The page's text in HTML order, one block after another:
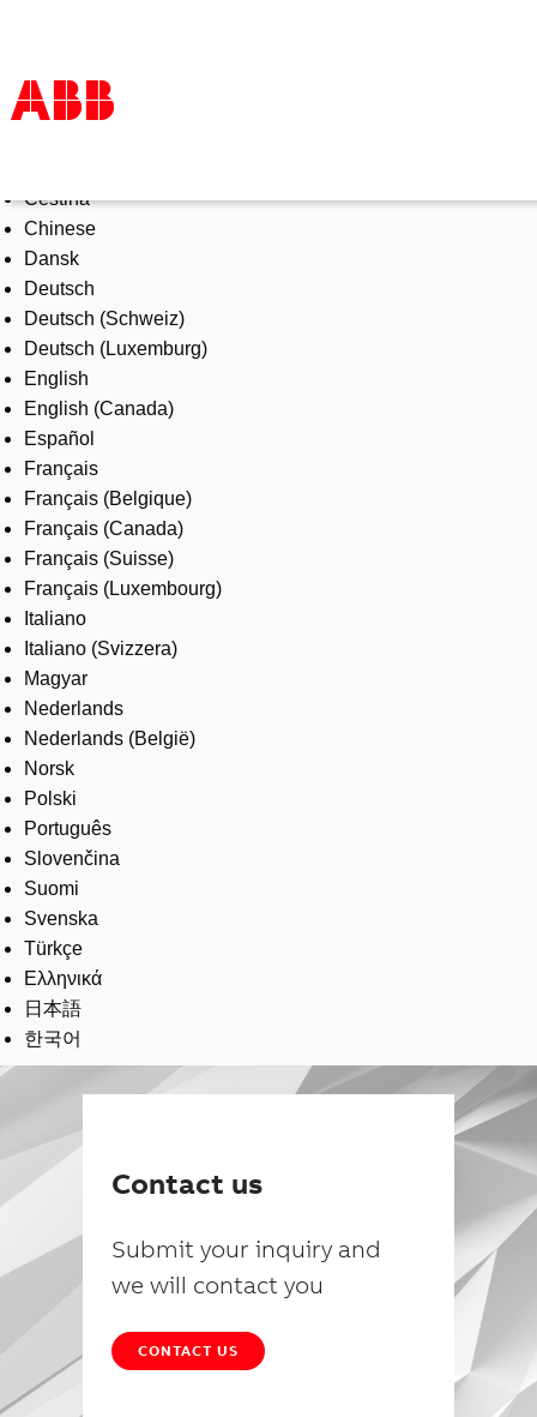
Products & Solutions
Industries
Services
About us
Where to buy
Contact us
Careers
Čeština
Chinese
Dansk
Deutsch
Deutsch (Schweiz)
Deutsch (Luxemburg)
English
English (Canada)
Español
Français
Français (Belgique)
Français (Canada)
Français (Suisse)
Français (Luxembourg)
Italiano
Italiano (Svizzera)
Magyar
Nederlands
Nederlands (België)
Norsk
Polski
Português
Slovenčina
Suomi
Svenska
Türkçe
Ελληνικά
日本語
한국어
Contact us
Submit your inquiry and
we will contact you
CONTACT US